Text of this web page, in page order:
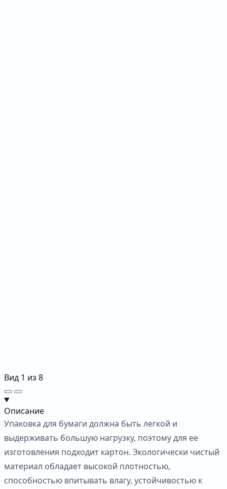
Вид 1 из 8
Описание
Упаковка для бумаги должна быть легкой и
выдерживать большую нагрузку, поэтому для ее
изготовления подходит картон. Экологически чистый
материал обладает высокой плотностью,
способностью впитывать влагу, устойчивостью к